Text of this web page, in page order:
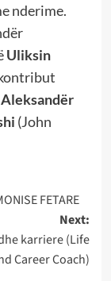
nderime.
Uliksin
Aleksandër
(John
FETARE
Next:
karriere (Life
Career Coach)